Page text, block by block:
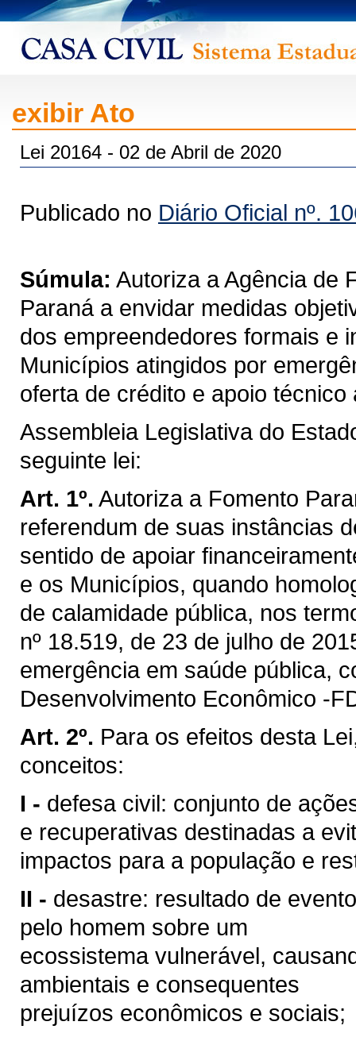
exibir Ato
Lei 20164 - 02 de Abril de 2020
Publicado no Diário Oficial nº.
Súmula: Autoriza a Agência de
Paraná a envidar medidas
dos empreendedores formais e
Municípios atingidos por
oferta de crédito e apoio
Assembleia Legislativa do
seguinte lei:
Art. 1º. Autoriza a Fomento
referendum de suas instâncias
sentido de apoiar
e os Municípios, quando
de calamidade pública, nos
nº 18.519, de 23 de julho de
emergência em saúde pública,
Desenvolvimento Econômico -
Art. 2º. Para os efeitos desta
conceitos:
I - defesa civil: conjunto de
e recuperativas destinadas a
impactos para a população e
II - desastre: resultado de
pelo homem sobre um
ecossistema vulnerável,
ambientais e consequentes
prejuízos econômicos e sociais;